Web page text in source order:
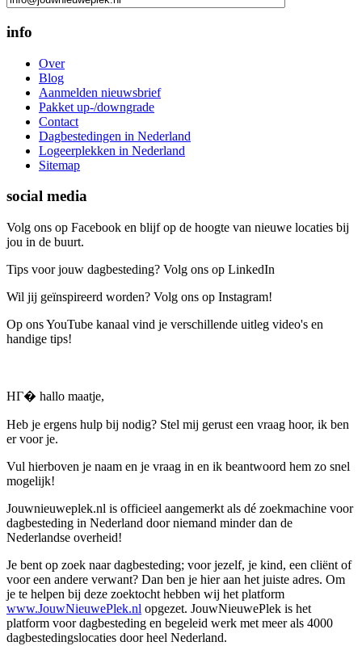
info
Over
Blog
Aanmelden nieuwsbrief
Pakket up-/downgrade
Contact
Dagbestedingen in Nederland
Logeerplekken in Nederland
Sitemap
social media
Volg ons op Facebook en blijf op de hoogte van nieuwe locaties bij
jou in de buurt.
Tips voor jouw dagbesteding? Volg ons op LinkedIn
Wil jij geïnspireerd worden? Volg ons op Instagram!
Op ons YouTube kanaal vind je verschillende uitleg video's en
handige tips!
HГ� hallo maatje,
Heb je ergens hulp bij nodig? Stel mij gerust een vraag hoor, ik ben
er voor je.
Vul hierboven je naam en je vraag in en ik beantwoord hem zo snel
mogelijk!
Jouwnieuweplek.nl is officieel aangemerkt als dé zoekmachine voor
dagbesteding in Nederland door niemand minder dan de
Nederlandse overheid!
Je bent op zoek naar dagbesteding; voor jezelf, je kind, een cliënt of
voor een andere verwant? Dan ben je hier aan het juiste adres. Om
je te helpen bij deze zoektocht hebben wij het platform
www.JouwNieuwePlek.nl opgezet. JouwNieuwePlek is het
platform voor dagbesteding en begeleid werk met meer als 4000
dagbestedingslocaties door heel Nederland.